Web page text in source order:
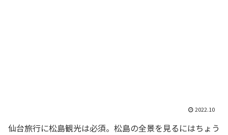
2022.10
仙台旅行に松島観光は必須。松島の全景を見るにはちょう